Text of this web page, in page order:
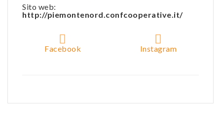
Sito web:
http://piemontenord.confcooperative.it/
Facebook Instagram